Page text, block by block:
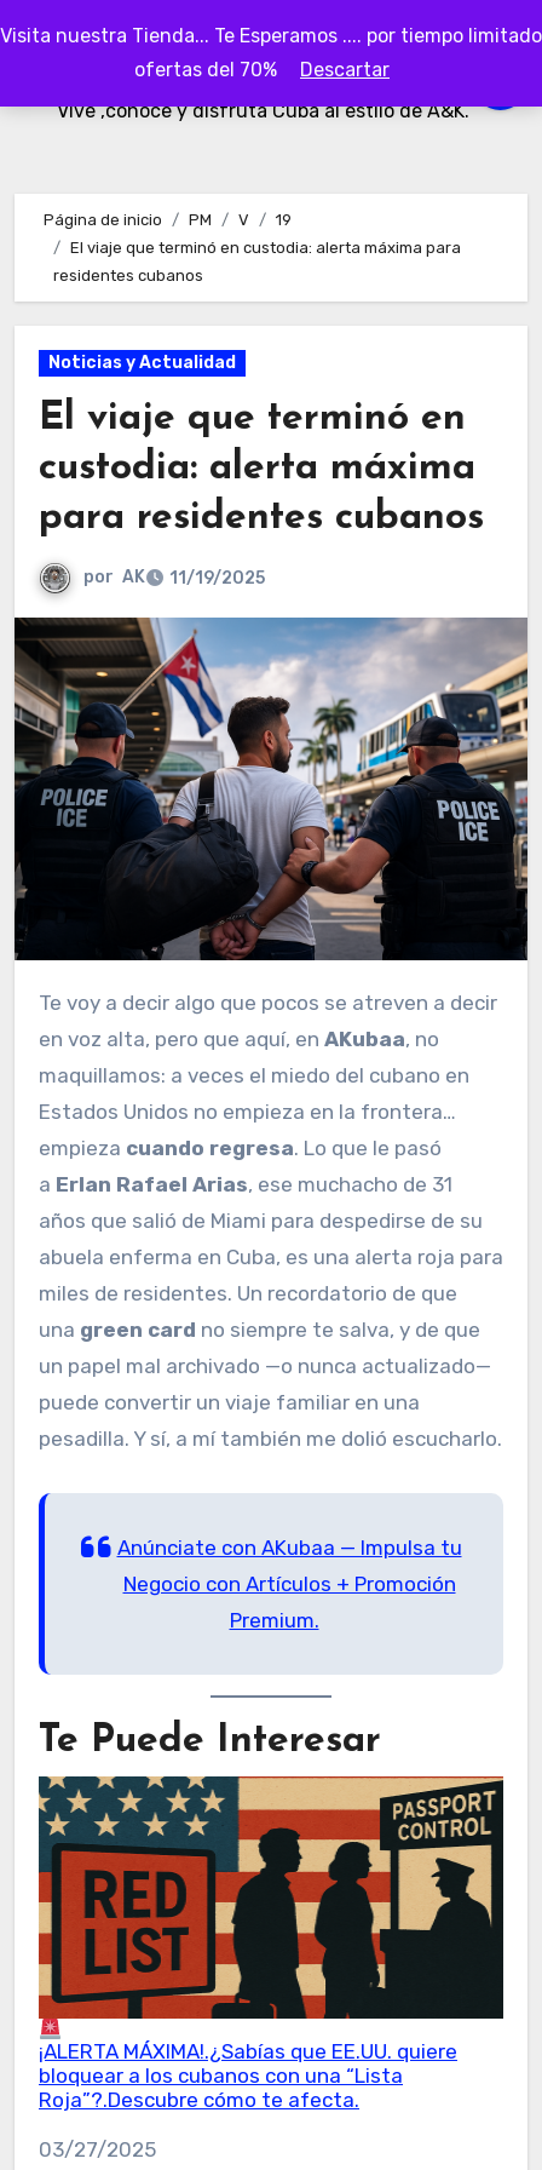
Visita nuestra Tienda... Te Esperamos .... por tiempo limitado
ofertas del 70%
Descartar
al
AKubaa
Vive ,conoce y disfruta Cuba al estilo de A&K.
Página de inicio PM V
19
El viaje que terminó en custodia: alerta máxima para
residentes cubanos
Noticias y Actualidad
El viaje que terminó en
custodia: alerta máxima
para residentes cubanos
por AK 11/19/2025
Te voy a decir algo que pocos se atreven a decir
en voz alta, pero que aquí, en AKubaa, no
maquillamos: a veces el miedo del cubano en
Estados Unidos no empieza en la frontera…
empieza cuando regresa. Lo que le pasó
a Erlan Rafael Arias, ese muchacho de 31
años que salió de Miami para despedirse de su
abuela enferma en Cuba, es una alerta roja para
miles de residentes. Un recordatorio de que
una green card no siempre te salva, y de que
un papel mal archivado —o nunca actualizado—
puede convertir un viaje familiar en una
pesadilla. Y sí, a mí también me dolió escucharlo.
Anúnciate con AKubaa — Impulsa tu
Negocio con Artículos + Promoción
Premium.
Te Puede Interesar
¡ALERTA MÁXIMA!.¿Sabías que EE.UU. quiere
bloquear a los cubanos con una “Lista
Roja”?.Descubre cómo te afecta.
Fecha
03/27/2025